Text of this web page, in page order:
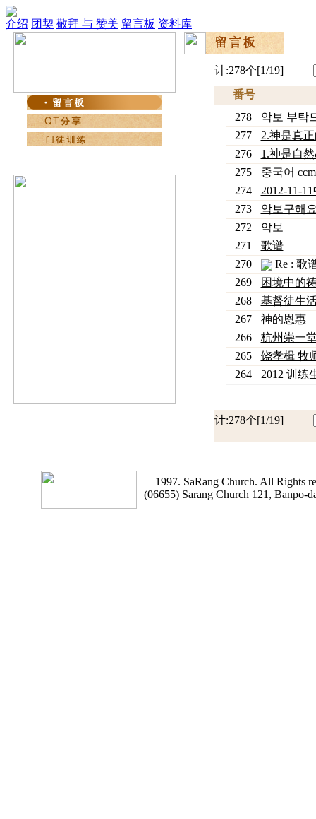
介绍 团契 敬拜 与 赞美 留言板 资料库
计:278个[1/19]
番号
278
악보 부탁
277
2.神是真
276
1.神是自
275
중국어
274
2012-11-
273
악보구해
272
악보
271
歌谱
270
Re : 歌
269
困境中的
268
基督徒生
267
神的恩惠
266
杭州崇一
265
饶孝楫 牧
264
2012 训练
计:278个[1/19]
1997. SaRang Church. All Rights
(06655) Sarang Church 121, Banpo-